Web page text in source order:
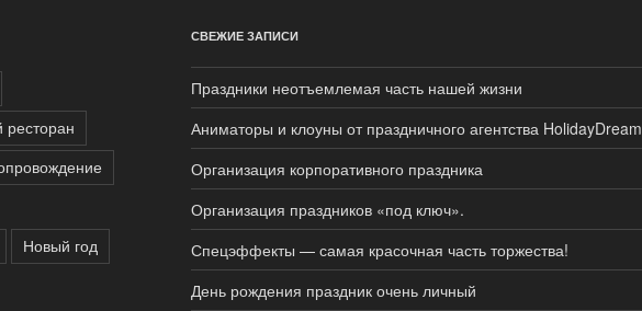
ресторан
Новый год
СВЕЖИЕ ЗАПИСИ
Праздники неотъемлемая часть нашей жизни
Аниматоры и клоуны от праздничного агентства HolidayDream
Организация корпоративного праздника
Организация праздников «под ключ».
Спецэффекты — самая красочная часть торжества!
День рождения праздник очень личный